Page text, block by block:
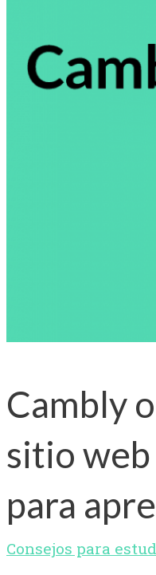
Cambly
sitio
para
Consejos para